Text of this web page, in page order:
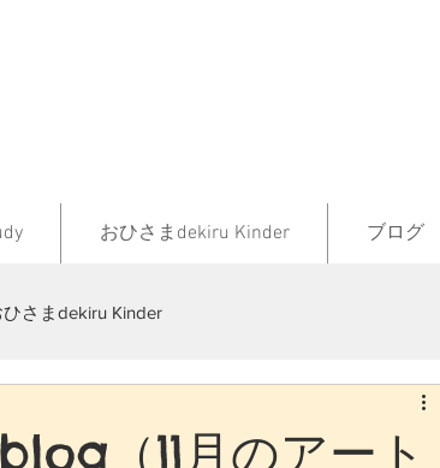
おひさまdekiru Kinder ブログ
ひさまdekiru Kinder
（11月のアート